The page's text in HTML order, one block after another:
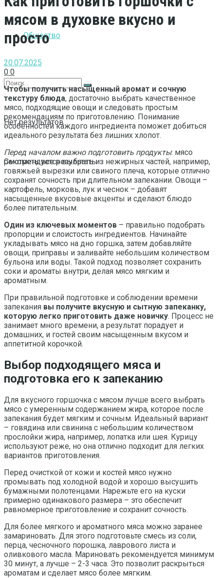
Общество
Нет результатов
Смотреть все результаты
мясом в духовке вкусно и
просто
20.07.2025
0 0
Чтобы получить насыщенный аромат и сочную
текстуру блюда, достаточно выбрать качественное
мясо, подходящие овощи и следовать простым
рекомендациям по приготовлению. Понимание
особенностей каждого ингредиента поможет добиться
идеального результата без лишних хлопот.
Перед началом важно подготовить продукты: мясо
рекомендуется выбрать из нежирных частей, например,
говяжьей вырезки или свиного плеча, которые отлично
сохранят сочность при длительном запекании. Овощи –
картофель, морковь, лук и чеснок – добавят
насыщенные вкусовые акценты и сделают блюдо
более питательным.
Один из ключевых моментов – правильно подобрать
пропорции и слоистость ингредиентов. Начинайте
укладывать мясо на дно горшка, затем добавляйте
овощи, приправы и заливайте небольшим количеством
бульона или воды. Такой подход позволяет сохранить
соки и ароматы внутри, делая мясо мягким и
ароматным.
При правильной подготовке и соблюдении времени
запекания вы получите вкусную и сытную запеканку,
которую легко приготовить даже новичку. Процесс не
занимает много времени, а результат порадует и
домашних, и гостей своим насыщенным вкусом и
аппетитной корочкой.
Выбор подходящего мяса и
подготовка его к запеканию
Для вкусного горшочка с мясом лучше всего выбрать
мясо с умеренным содержанием жира, которое после
запекания будет мягким и сочным. Идеальный вариант
– говядина или свинина с небольшим количеством
прослойки жира, например, лопатка или шея. Курицу
используют реже, но она отлично подходит для легких
вариантов приготовления.
Перед очисткой от кожи и костей мясо нужно
промывать под холодной водой и хорошо высушить
бумажными полотенцами. Нарежьте его на куски
примерно одинакового размера – это обеспечит
равномерное приготовление и сохранит сочность.
Для более мягкого и ароматного мяса можно заранее
замариновать. Для этого подготовьте смесь из соли,
перца, чесночного порошка, лаврового листа и
оливкового масла. Мариновать рекомендуется минимум
30 минут, а лучше – 2-3 часа. Это позволит раскрыться
ароматам и сделает мясо более мягким.